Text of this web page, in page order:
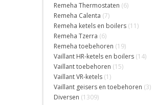
Remeha Thermostaten (6)
Remeha Calenta (7)
Remeha ketels en boilers (11)
Remeha Tzerra (6)
Remeha toebehoren (19)
Vaillant HR-ketels en boilers (14)
Vaillant toebehoren (15)
Vaillant VR-ketels (1)
Vaillant geisers en toebehoren (3)
Diversen (1309)